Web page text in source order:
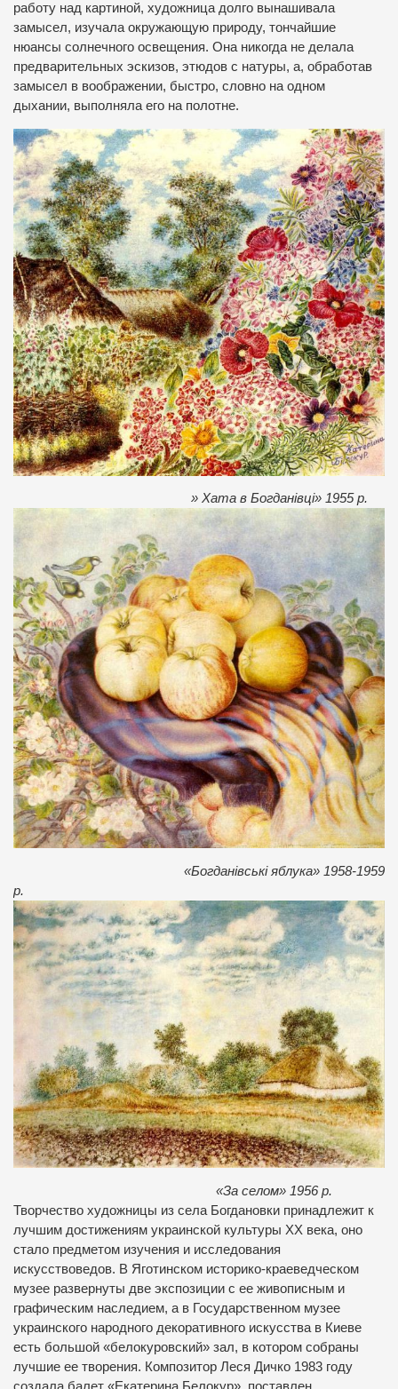
работу над картиной, художница долго вынашивала
замысел, изучала окружающую природу, тончайшие
нюансы солнечного освещения. Она никогда не делала
предварительных эскизов, этюдов с натуры, а, обработав
замысел в воображении, быстро, словно на одном
дыхании, выполняла его на полотне.
» Хата в Богданівці» 1955 р.
«Богданівські яблука» 1958-1959
р.
«За селом» 1956 р.
Творчество художницы из села Богдановки принадлежит к
лучшим достижениям украинской культуры ХХ века, оно
стало предметом изучения и исследования
искусствоведов. В Яготинском историко-краеведческом
музее развернуты две экспозиции с ее живописным и
графическим наследием, а в Государственном музее
украинского народного декоративного искусства в Киеве
есть большой «белокуровский» зал, в котором собраны
лучшие ее творения. Композитор Леся Дичко 1983 году
создала балет «Екатерина Белокур», поставлен